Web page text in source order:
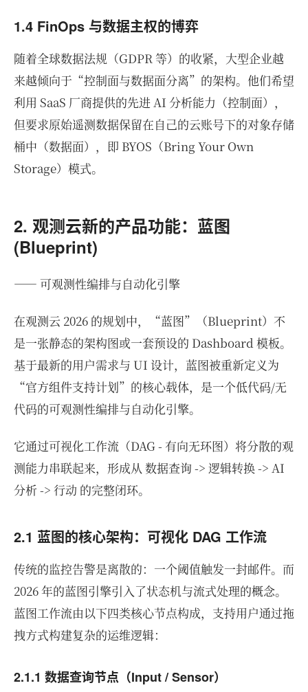
1.4 FinOps 与数据主权的博弈
随着全球数据法规（GDPR 等）的收紧，大型企业越
来越倾向于“控制面与数据面分离”的架构。他们希望
利用 SaaS 厂商提供的先进 AI 分析能力（控制面），
但要求原始遥测数据保留在自己的云账号下的对象存储
桶中（数据面），即 BYOS（Bring Your Own
Storage）模式。
2. 观测云新的产品功能：蓝图
(Blueprint)
—— 可观测性编排与自动化引擎
在观测云 2026 的规划中，“蓝图”（Blueprint）不
是一张静态的架构图或一套预设的 Dashboard 模板。
基于最新的用户需求与 UI 设计，蓝图被重新定义为
“官方组件支持计划”的核心载体，是一个低代码/无
代码的可观测性编排与自动化引擎。
它通过可视化工作流（DAG - 有向无环图）将分散的观
测能力串联起来，形成从 数据查询 -> 逻辑转换 -> AI
分析 -> 行动 的完整闭环。
2.1 蓝图的核心架构：可视化 DAG 工作流
传统的监控告警是离散的：一个阈值触发一封邮件。而
2026 年的蓝图引擎引入了状态机与流式处理的概念。
蓝图工作流由以下四类核心节点构成，支持用户通过拖
拽方式构建复杂的运维逻辑：
2.1.1 数据查询节点（Input / Sensor）